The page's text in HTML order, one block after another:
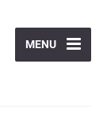
MENU